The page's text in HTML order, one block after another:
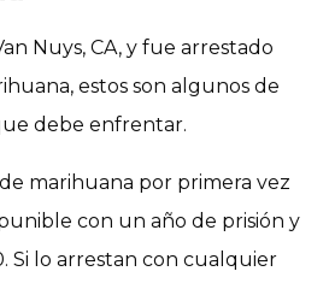
Nuys, CA, y fue arrestado
estos son algunos de
debe enfrentar.
marihuana por primera vez
con un año de prisión y
Si lo arrestan con cualquier